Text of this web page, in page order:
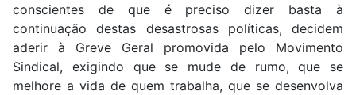
conscientes de que é preciso dizer basta à
continuação destas desastrosas políticas, decidem
aderir à Greve Geral promovida pelo Movimento
Sindical, exigindo que se mude de rumo, que se
melhore a vida de quem trabalha, que se desenvolva